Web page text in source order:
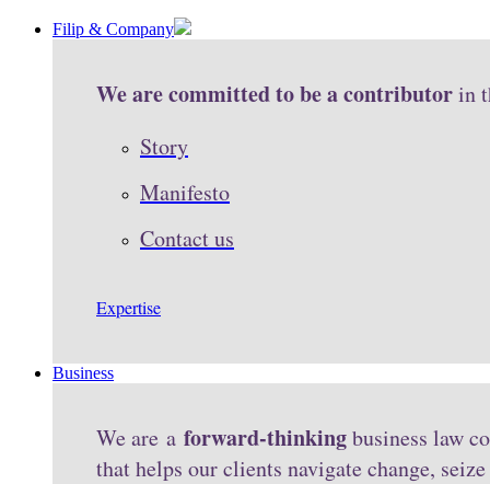
Filip & Company
We are committed to be a contributorin
Story
Manifesto
Contact us
Expertise
Business
We are a forward-thinkingbusiness law
that helps our clients navigate change,